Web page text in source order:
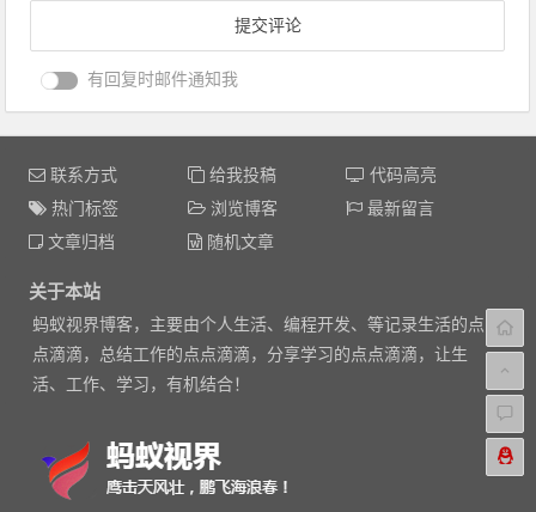
有回复时邮件通知我
联系方式 给我投稿
代码高亮
热门标签
浏览博客
最新留言
文章归档
随机文章
关于本站
蚂蚁视界博客，主要由个人生活、编程开发、等记录生活的点
点滴滴，总结工作的点点滴滴，分享学习的点点滴滴，让生
活、工作、学习，有机结合！